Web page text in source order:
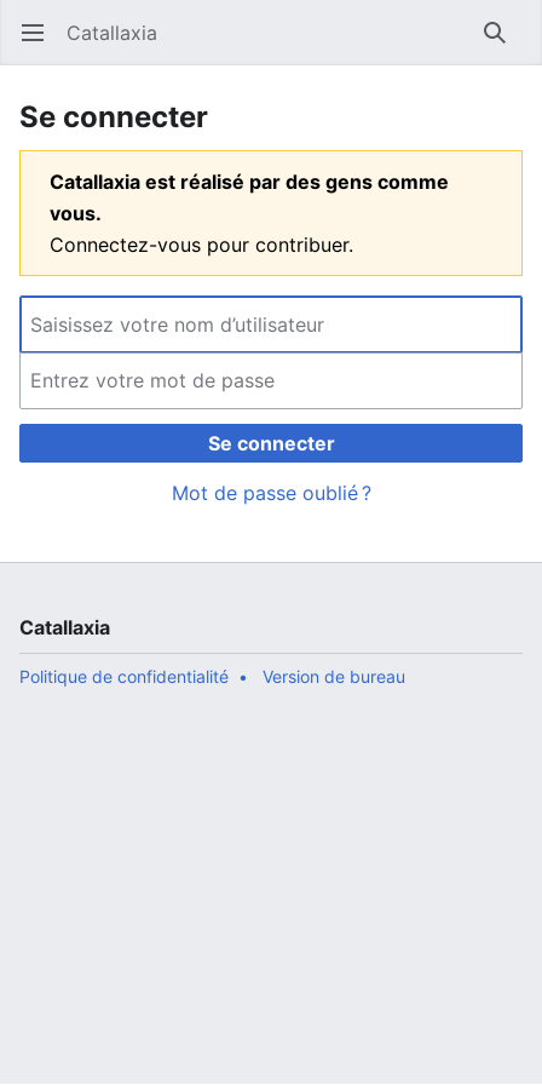
Ouvrir le menu principal Catallaxia
Se connecter
Catallaxia est réalisé par des gens comme
vous.
Connectez-vous pour contribuer.
Se connecter
Mot de passe oublié ?
Catallaxia
Politique de confidentialité Version de bureau